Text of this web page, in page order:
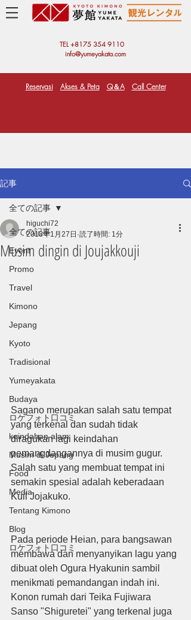
TEL +8175 354 9110
info@yumeyakata.com
Reservasi Akses & Peta Q＆A Call Center
記事
全ての記事
Event
Promo
Travel
Kimono
Jepang
Kyoto
Tradisional
Yumeyakata
Budaya
ロケフォト口コミ
keindahan alam
Musim di Jepang
Food
Media
Tentang Kimono
Blog
ロケフォト口コミ
全ての記事
Musim dingin di Joujakkouji
higuchi72
2018年1月27日 読了時間: 1分
Sagano merupakan salah satu tempat
yang terkenal dan sudah tidak
diragukan lagi keindahan
pemangdangannya di musim gugur.
Salah satu yang membuat tempat ini
semakin spesial adalah keberadaan
Kuil Jojakuko.
Pada periode Heian, para bangsawan
membawa dan menyanyikan lagu yang
dibuat oleh Ogura Hyakunin sambil
menikmati pemandangan indah ini.
Konon rumah dari Teika Fujiwara
Sanso "Shiguretei" yang terkenal juga